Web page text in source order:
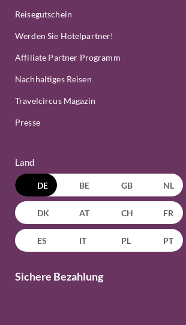
Reisegutschein
Werden Sie Hotelpartner!
Affiliate Partner Programm
Nachhaltiges Reisen
Travelcircus Magazin
Presse
Land
DE BE GB NL
DK AT CH FR
ES IT PL PT
Sichere Bezahlung